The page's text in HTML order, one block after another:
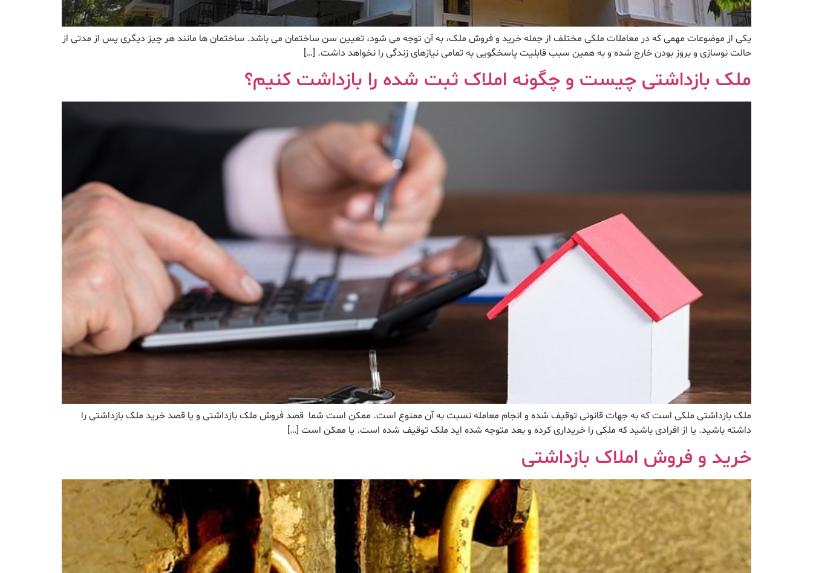
یکی از موضوعات مهمی که در معاملات ملکی مختلف از جمله خرید و فروش ملک، به آن توجه می شود، تعیین سن ساختمان می باشد. ساختمان ها مانند هر چیز دیگری پس از مدتی از
حالت نوسازی و بروز بودن خارج شده و به همین سبب قابلیت پاسخگویی به تمامی نیازهای زندگی را نخواهد داشت. […]
ملک بازداشتی چیست و چگونه املاک ثبت شده را بازداشت کنیم؟
ملک بازداشتی ملکی است که به جهات قانونی توقیف شده و انجام معامله نسبت به آن ممنوع است. ممکن است شما قصد فروش ملک بازداشتی و یا قصد خرید ملک بازداشتی را
داشته باشید. یا از افرادی باشید که ملکی را خریداری کرده و بعد متوجه شده اید ملک توقیف شده است. یا ممکن است […]
خرید و فروش املاک بازداشتی